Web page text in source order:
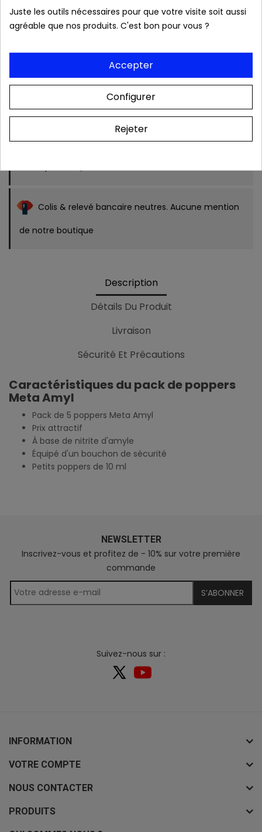
local_shippingLivraison prévue à partir du 11/08/2026 en
France métropolitaine.
Produits authentiques au meilleur prix
Livraison rapide 24/48h
Frais de port OFFERTS dès 39 € (France
Colis & relevé bancaire neutres. Aucune mention
de notre boutique
Description
Détails Du Produit
Livraison
Sécurité Et Précautions
Caractéristiques du pack de poppers
Meta Amyl
Pack de 5 poppers Meta Amyl
Prix attractif
À base de nitrite d'amyle
Équipé d'un bouchon de sécurité
Petits poppers de 10 ml
NEWSLETTER
Inscrivez-vous et profitez de - 10% sur votre première
commande
S’ABONNER
Suivez-nous sur :
INFORMATION
VOTRE COMPTE
NOUS CONTACTER
PRODUITS
Juste les outils nécessaires pour que votre visite soit aussi
agréable que nos produits. C'est bon pour vous ?
Accepter
Configurer
Rejeter